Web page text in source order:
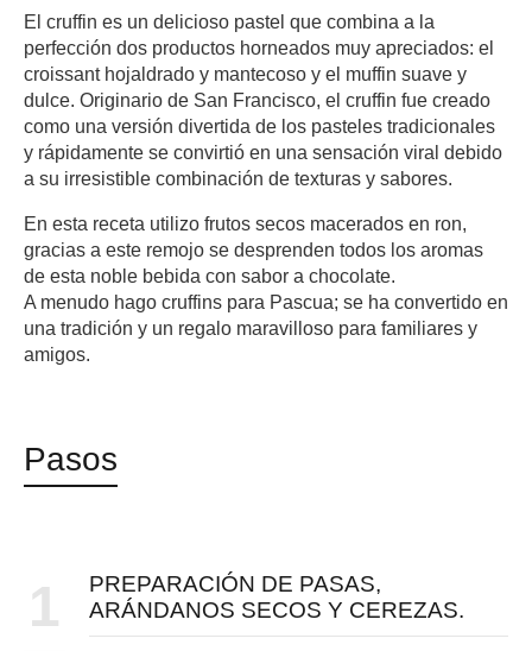
El cruffin es un delicioso pastel que combina a la
perfección dos productos horneados muy apreciados: el
croissant hojaldrado y mantecoso y el muffin suave y
dulce. Originario de San Francisco, el cruffin fue creado
como una versión divertida de los pasteles tradicionales
y rápidamente se convirtió en una sensación viral debido
a su irresistible combinación de texturas y sabores.
En esta receta utilizo frutos secos macerados en ron,
gracias a este remojo se desprenden todos los aromas
de esta noble bebida con sabor a chocolate.
A menudo hago cruffins para Pascua; se ha convertido en
una tradición y un regalo maravilloso para familiares y
amigos.
Pasos
1
PREPARACIÓN DE PASAS,
ARÁNDANOS SECOS Y CEREZAS.